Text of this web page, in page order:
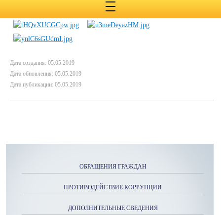
Дата создания: 05.05.2019
Дата обновления: 05.05.2019
Дата публикации: 05.05.2019
ОБРАЩЕНИЯ ГРАЖДАН
ПРОТИВОДЕЙСТВИЕ КОРРУПЦИИ
ДОПОЛНИТЕЛЬНЫЕ СВЕДЕНИЯ